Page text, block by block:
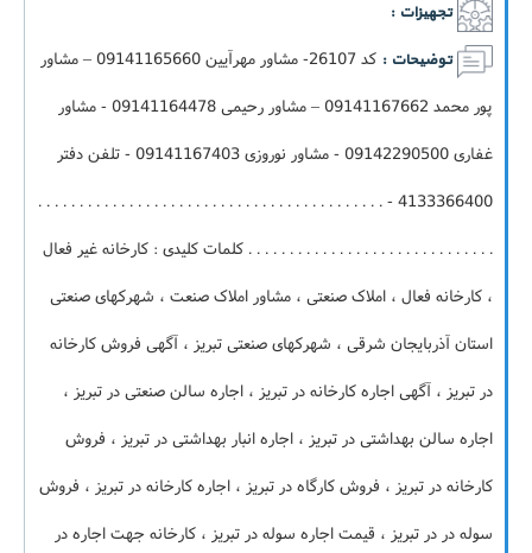
تجهیزات :
توضیحات :
کد 26107- مشاور مهرآیین 09141165660 – مشاور
پور محمد 09141167662 – مشاور رحیمی 09141164478 - مشاور
غفاری 09142290500 - مشاور نوروزی 09141167403 - تلفن دفتر
4133366400 - . . . . . . . . . . . . . . . . . . . . . . . . . . . . . . . . . . . . . . . . . .
. . . . . . . . . . . . . . . . . . . . . . . . . . . . . . کلمات کلیدی : کارخانه غیر فعال
، کارخانه فعال ، املاک صنعتی ، مشاور املاک صنعت ، شهرکهای صنعتی
استان آذربایجان شرقی ، شهرکهای صنعتی تبریز ، آگهی فروش کارخانه
در تبریز ، آگهی اجاره کارخانه در تبریز ، اجاره سالن صنعتی در تبریز ،
اجاره سالن بهداشتی در تبریز ، اجاره انبار بهداشتی در تبریز ، فروش
کارخانه در تبریز ، فروش کارگاه در تبریز ، اجاره کارخانه در تبریز ، فروش
سوله در در تبریز ، قیمت اجاره سوله در تبریز ، کارخانه جهت اجاره در